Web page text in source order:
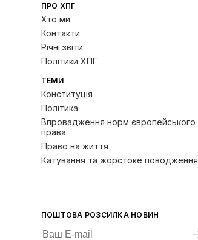
ПРО ХПГ
Хто ми
Контакти
Річні звіти
Політики ХПГ
ТЕМИ
Конституція
Політика
Впровадження норм європейського
права
Право на життя
Катування та жорстоке поводження
ПОШТОВА РОЗСИЛКА НОВИН